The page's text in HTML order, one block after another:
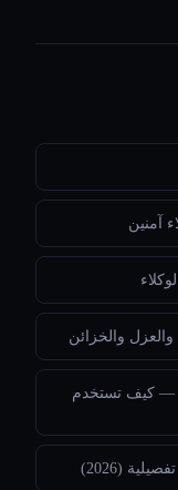
آمنين
والخزائن
بروتوكول Model Context Protocol (MCP) — كيف تستخدم